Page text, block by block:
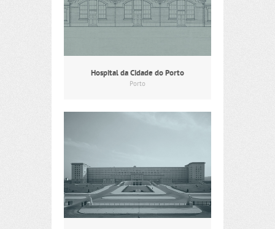
Hospital da Cidade do Porto
Porto